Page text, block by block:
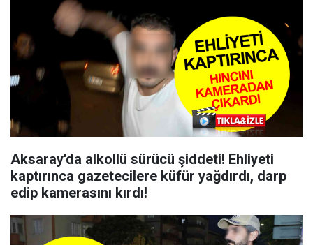
Aksaray'da alkollü sürücü şiddeti! Ehliyeti
kaptırınca gazetecilere küfür yağdırdı, darp
edip kamerasını kırdı!